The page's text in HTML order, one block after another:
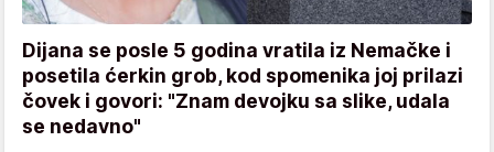
Dijana se posle 5 godina vratila iz Nemačke i
posetila ćerkin grob, kod spomenika joj prilazi
čovek i govori: "Znam devojku sa slike, udala
se nedavno"